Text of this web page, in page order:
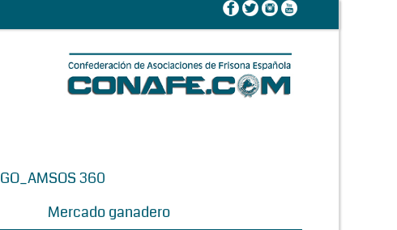
GO_AMSOS 360
Mercado ganadero